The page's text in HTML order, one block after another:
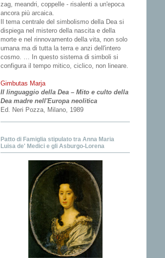
zag, meandri, coppelle - risalenti a un'epoca
ancora più arcaica.
Il tema centrale del simbolismo della Dea si
dispiega nel mistero della nascita e della
morte e nel rinnovamento della vita, non solo
umana ma di tutta la terra e anzi dell'intero
cosmo. … In questo sistema di simboli si
configura il tempo mitico, ciclico, non lineare.
Gimbutas Marja
Il linguaggio della Dea – Mito e culto della
Dea madre nell'Europa neolitica
Ed. Neri Pozza, Milano, 1989
Patto di Famiglia stipulato tra Anna Maria
Luisa de' Medici e gli Asburgo-Lorena